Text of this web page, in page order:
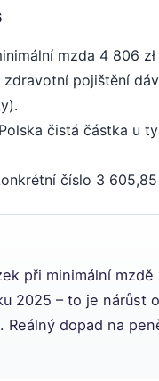
mzda 4 806
pojištění
čistá částka u
číslo 3
při minimální
2025 – to je nárůst
Reálný dopad na